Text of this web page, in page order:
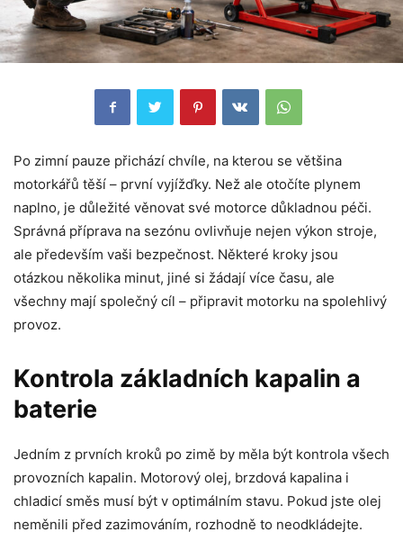
Po zimní pauze přichází chvíle, na kterou se většina
motorkářů těší – první vyjížďky. Než ale otočíte plynem
naplno, je důležité věnovat své motorce důkladnou péči.
Správná příprava na sezónu ovlivňuje nejen výkon stroje,
ale především vaši bezpečnost. Některé kroky jsou
otázkou několika minut, jiné si žádají více času, ale
všechny mají společný cíl – připravit motorku na spolehlivý
provoz.
Kontrola základních kapalin a
baterie
Jedním z prvních kroků po zimě by měla být kontrola všech
provozních kapalin. Motorový olej, brzdová kapalina i
chladicí směs musí být v optimálním stavu. Pokud jste olej
neměnili před zazimováním, rozhodně to neodkládejte.